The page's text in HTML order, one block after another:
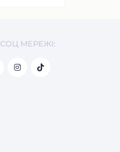
СОЦ МЕРЕЖІ: